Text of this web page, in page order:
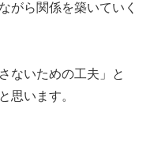
がら関係を築いていく
ないための工夫」と
思います。